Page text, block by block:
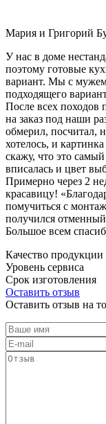
Мария и Григорий
У нас в доме
поэтому готовые
вариант. Мы с
подходящего
После всех походов
на заказ под наши
обмерил, посчитал,
хотелось, и
скажу, что это
вписалась и цвет
Примерно через 2
красавицу!
помучиться с
получился
Большое всем
Качество продукции
Уровень сервиса
Срок изготовления
Оставить отзыв
Оставить отзыв на